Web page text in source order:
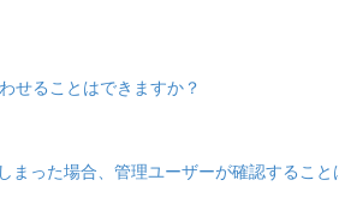
せることはできますか？
まった場合、管理ユーザーが確認すること